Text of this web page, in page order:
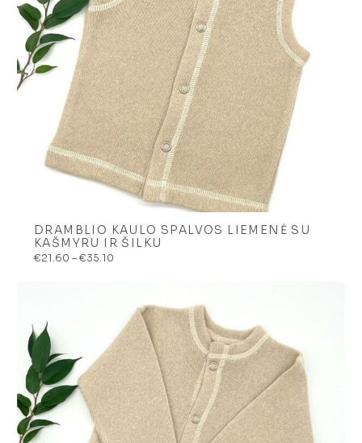
DRAMBLIO KAULO SPALVOS LIEMENĖ SU
KAŠMYRU IR ŠILKU
€21.60 –€35.10
€35.10